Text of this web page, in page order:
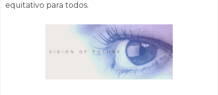
equitativo para todos.